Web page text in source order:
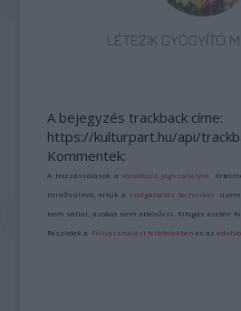
LÉTEZIK GYÓGYÍTÓ
A bejegyzés trackback címe:
https://kulturpart.hu/api/
Kommentek:
A hozzászólások avonatkozó jogszabályok
minősülnek, értük a szolgáltatás technikai
nem vállal, azokat nem ellenőrzi. Kifogás esetén
Részletek a Felhasználási feltételekben és az